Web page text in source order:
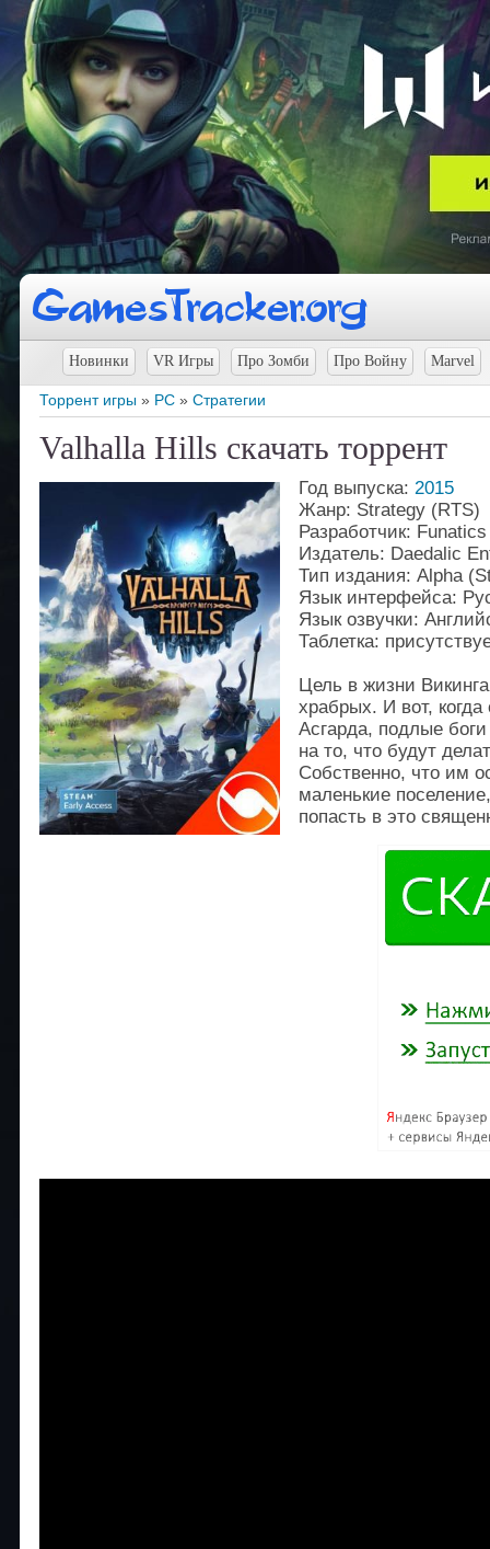
Новинки VR Игры Про Зомби Про Войну Marvel
Торрент игры » PC » Стратегии
Valhalla Hills скачать торрент
Год выпуска: 2015
Жанр: Strategy (RTS)
Разработчик:
Издатель: Daedalic
Тип издания: Alpha
Язык интерфейса:
Язык озвучки:
Таблетка:
Цель в жизни
храбрых. И вот, когда
Асгарда, подлые
на то, что будут
Собственно, что им
маленькие
попасть в это